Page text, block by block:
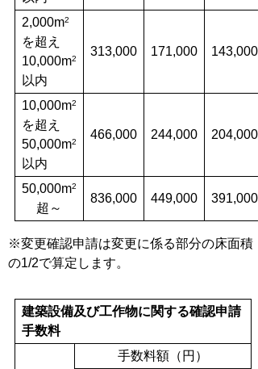
2,000m2
を超え
10,000m2
以内
313,000 171,000 143,000
10,000m2
を超え
50,000m2
以内
466,000 244,000 204,000
50,000m2
超～
836,000 449,000 391,000
※変更確認申請は変更に係る部分の床面積
の1/2で算定します。
建築設備及び工作物に関する確認申請
手数料
手数料額（円）